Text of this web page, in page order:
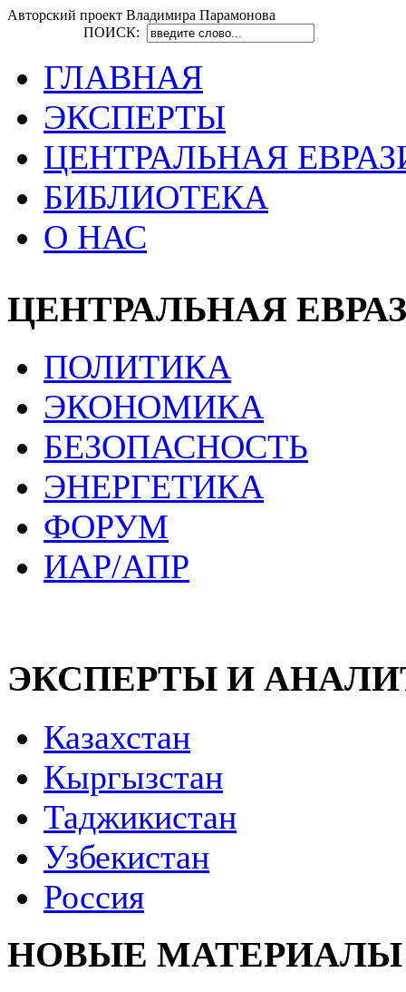
Авторский проект Владимира Парамонова
ПОИСК:
ГЛАВНАЯ
ЭКСПЕРТЫ
ЦЕНТРАЛЬНАЯ
БИБЛИОТЕКА
О НАС
ЦЕНТРАЛЬНАЯ
ПОЛИТИКА
ЭКОНОМИКА
БЕЗОПАСНОСТЬ
ЭНЕРГЕТИКА
ФОРУМ
ИАР/АПР
ЭКСПЕРТЫ И
Казахстан
Кыргызстан
Таджикистан
Узбекистан
Россия
НОВЫЕ МАТЕРИАЛЫ